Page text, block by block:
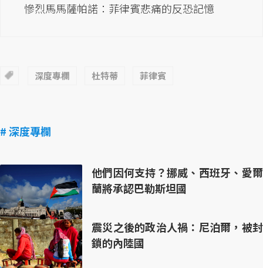
慘烈馬馬薩帕諾：菲律賓悲痛的反恐記憶
深度專欄 杜特蒂 菲律賓
# 深度專欄
他們因何支持？挪威、西班牙、愛爾
蘭將承認巴勒斯坦國
震災之後的政治人禍：尼泊爾，被封
鎖的內陸國